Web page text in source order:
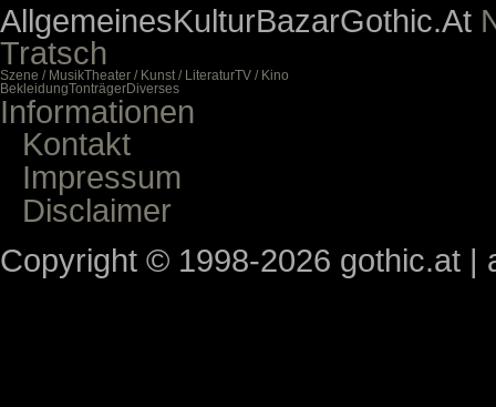
AllgemeinesKulturBazarGothic.At
Tratsch
Szene / MusikTheater / Kunst / LiteraturTV / Kino
BekleidungTonträgerDiverses
Informationen
Kontakt
Impressum
Disclaimer
Copyright © 1998-2026 gothic.at |